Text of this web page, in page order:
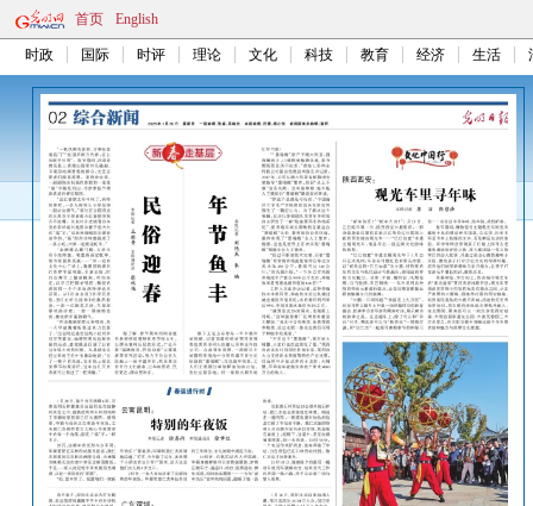
首页 English
时政 国际 时评 理论 文化 科技 教育 经济 生活